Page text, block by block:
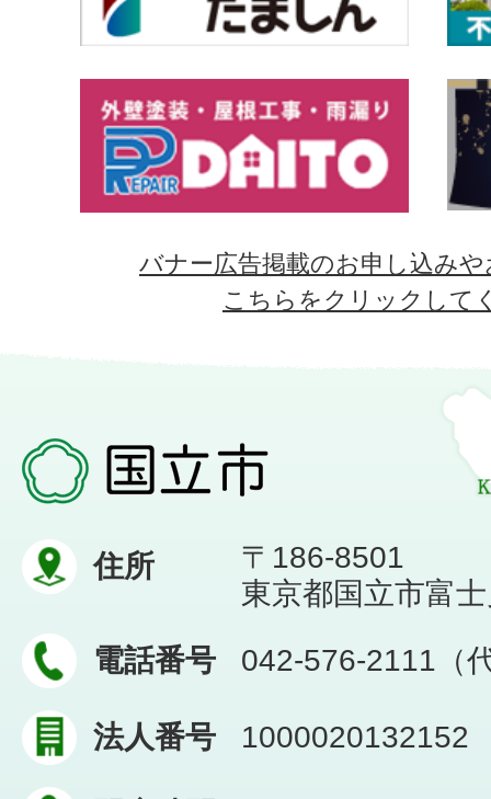
バナー広告掲載のお申し込み
こちらをクリックして
住所
〒186-8501
東京都国立市富
電話番号
042-576-2111（
法人番号 1000020132152